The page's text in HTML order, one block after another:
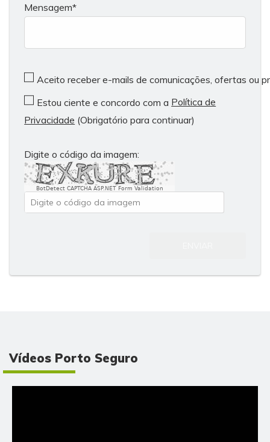
Mensagem
Aceito receber e-mails de comunicações, ofertas ou
Estou ciente e concordo com a Política de
Privacidade (Obrigatório para continuar)
Digite o código da imagem:
BotDetect CAPTCHA ASP.NET Form Validation
Vídeos Porto Seguro